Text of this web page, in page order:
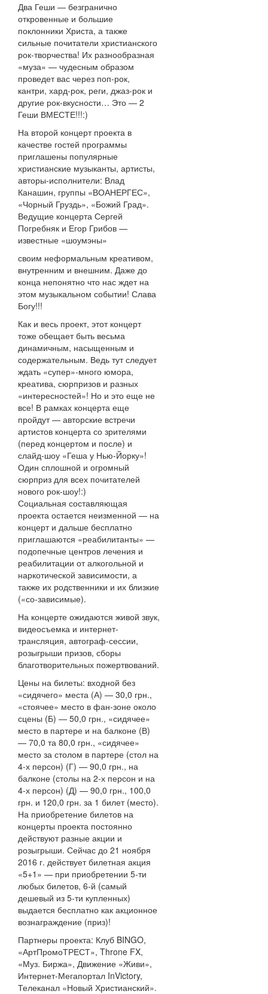
Два Геши — безгранично
откровенные и большие
поклонники Христа, а также
сильные почитатели христианского
рок-творчества! Их разнообразная
«муза» — чудесным образом
проведет вас через поп-рок,
кантри, хард-рок, реги, джаз-рок и
другие рок-вкусности… Это — 2
Геши ВМЕСТЕ!!!:)
На второй концерт проекта в
качестве гостей программы
приглашены популярные
христианские музыканты, артисты,
авторы-исполнители: Влад
Канашин, группы «ВОАНЕРГЕС»,
«Чорный Груздь», «Божий Град».
Ведущие концерта Сергей
Погребняк и Егор Грибов —
известные «шоумэны»
своим неформальным креативом,
внутренним и внешним. Даже до
конца непонятно что нас ждет на
этом музыкальном событии! Слава
Богу!!!
Как и весь проект, этот концерт
тоже обещает быть весьма
динамичным, насыщенным и
содержательным. Ведь тут следует
ждать «супер»-много юмора,
креатива, сюрпризов и разных
«интересностей»! Но и это еще не
все! В рамках концерта еще
пройдут — авторские встречи
артистов концерта со зрителями
(перед концертом и после) и
слайд-шоу «Геша у Нью-Йорку»!
Один сплошной и огромный
сюрприз для всех почитателей
нового рок-шоу!:)
Социальная составляющая
проекта остается неизменной — на
концерт и дальше бесплатно
приглашаются «реабилитанты» —
подопечные центров лечения и
реабилитации от алкогольной и
наркотической зависимости, а
также их родственники и их близкие
(«со-зависимые).
На концерте ожидаются живой звук,
видеосъемка и интернет-
трансляция, автограф-сессии,
розыгрыши призов, сборы
благотворительных пожертвований.
Цены на билеты: входной без
«сидячего» места (А) — 30,0 грн.,
«стоячее» место в фан-зоне около
сцены (Б) — 50,0 грн., «сидячее»
место в партере и на балконе (В)
— 70,0 та 80,0 грн., «сидячее»
место за столом в партере (стол на
4-х персон) (Г) — 90,0 грн., на
балконе (столы на 2-х персон и на
4-х персон) (Д) — 90,0 грн., 100,0
грн. и 120,0 грн. за 1 билет (место).
На приобретение билетов на
концерты проекта постоянно
действуют разные акции и
розыгрыши. Сейчас до 21 ноября
2016 г. действует билетная акция
«5+1» — при приобретении 5-ти
любых билетов, 6-й (самый
дешевый из 5-ти купленных)
выдается бесплатно как акционное
вознаграждение (приз)!
Партнеры проекта: Клуб BINGO,
«АртПромоТРЕСТ», Throne FX,
«Муз. Биржа», Движение «Живи»,
Интернет-Мегапортал InVictory,
Телеканал «Новый Христианский».